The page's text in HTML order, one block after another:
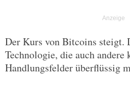
Der Kurs von Bitcoins steigt.
Technologie, die auch
Handlungsfelder überflüssig